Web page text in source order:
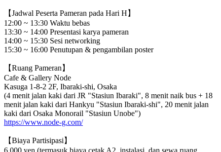
【Jadwal Peserta Pameran pada Hari H】
12:00 ~ 13:30 Waktu bebas
13:30 ~ 14:00 Presentasi karya pameran
14:00 ~ 15:30 Sesi networking
15:30 ~ 16:00 Penutupan & pengambilan poster
【Ruang Pameran】
Cafe & Gallery Node
Kasuga 1-8-2 2F, Ibaraki-shi, Osaka
(4 menit jalan kaki dari JR "Stasiun Ibaraki", 8 menit naik bus + 18
menit jalan kaki dari Hankyu "Stasiun Ibaraki-shi", 20 menit jalan
kaki dari Osaka Monorail "Stasiun Unobe")
https://www.node-g.com/
【Biaya Partisipasi】